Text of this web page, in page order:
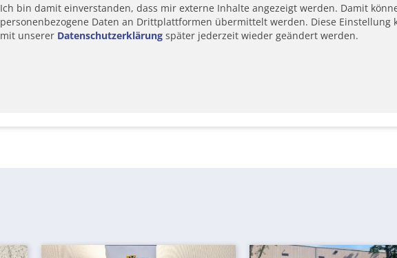
Ich bin damit einverstanden, dass mir externe Inhalte angezeigt werden. Damit
personenbezogene Daten an Drittplattformen übermittelt werden. Diese Einstellung
mit unserer Datenschutzerklärung später jederzeit wieder geändert werden.